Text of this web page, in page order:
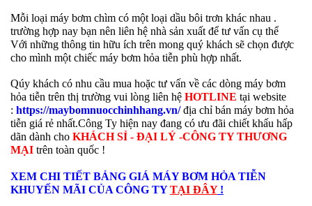
Mỗi loại máy bơm chìm có một loại dầu bôi trơn khác nhau .
trường hợp nay bạn nên liên hệ nhà sản xuất để tư vấn cụ thể
Với những thông tin hữu ích trên mong quý khách sẽ chọn được
cho mình một chiếc máy bơm hỏa tiễn phù hợp nhất.
Qúy khách có nhu cầu mua hoặc tư vấn về các dòng máy bơm
hỏa tiễn trên thị trường vui lòng liên hệ HOTLINE tại website
: https://maybomnuocchinhhang.vn/ địa chỉ bán máy bơm hỏa
tiễn giá rẻ nhất.Công Ty hiện nay đang có ưu đãi chiết khấu hấp
dãn dành cho KHÁCH SỈ - ĐẠI LÝ -CÔNG TY THƯƠNG
MẠI trên toàn quốc !
XEM CHI TIẾT BẢNG GIÁ MÁY BƠM HỎA TIỄN
KHUYẾN MÃI CỦA CÔNG TYTẠI ĐÂY!